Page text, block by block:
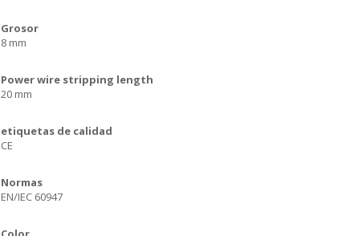
Grosor
8 mm
Power wire stripping length
20 mm
etiquetas de calidad
CE
Normas
EN/IEC 60947